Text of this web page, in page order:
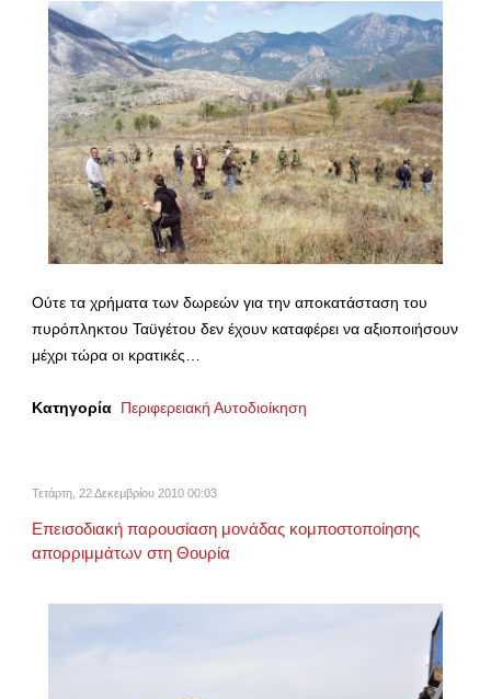
Ούτε τα χρήματα των δωρεών για την αποκατάσταση του
πυρόπληκτου Ταϋγέτου δεν έχουν καταφέρει να αξιοποιήσουν
μέχρι τώρα οι κρατικές…
Κατηγορία Περιφερειακή Αυτοδιοίκηση
Τετάρτη, 22 Δεκεμβρίου 2010 00:03
Επεισοδιακή παρουσίαση μονάδας κομποστοποίησης
απορριμμάτων στη Θουρία